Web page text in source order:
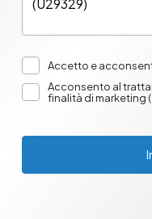
Accetto e
Acconsento al
finalità di marketing